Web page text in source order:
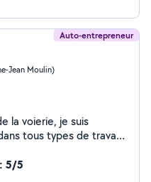
Auto-entrepreneur
Jean Moulin)
la voierie, je suis
tous types de travaux
créations de massifs,
5/5